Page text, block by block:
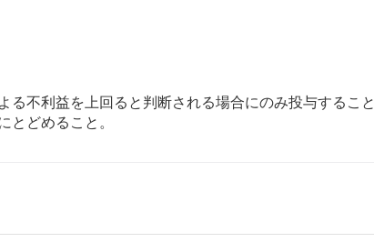
る不利益を上回ると判断される場合にのみ投与すること
とどめること。
能性のある女性には，診断上の有益性が被曝による不利